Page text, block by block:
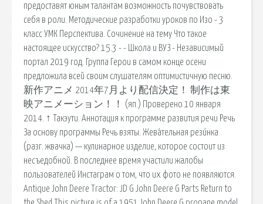
предоставят юным талантам возможность почувствовать
себя в роли. Методические разработки уроков по Изо - 3
класс УМК Перспектива. Сочинение на тему Что такое
настоящее искусство? 15.3 - - Школа и ВУЗ - Независимый
портал 2019 год. Группа Герои в самом конце осени
предложила всей своим слушателям оптимистичную песню.
新作アニメ 2014年7月より配信決定！ 制作は東
映アニメーション！！ (яп.) Проверено 10 января
2014. ↑ Такэути. Аннотация к программе развития речи Речь
За основу программы Речь взяты. Жева́тельная рези́нка
(разг. жвачка) — кулинарное изделие, которое состоит из
несъедобной. В последнее время участили жалобы
пользователей Инстаграм о том, что их фото не появляются.
Antique John Deere Tractor: JD G John Deere G Parts Return to